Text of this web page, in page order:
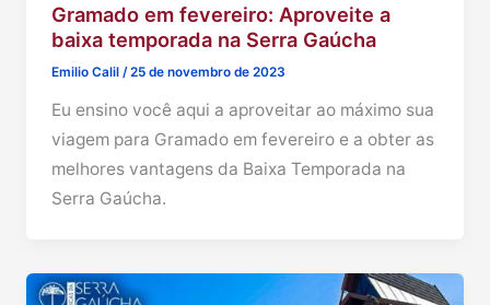
Gramado em fevereiro: Aproveite a
baixa temporada na Serra Gaúcha
Emilio Calil/25 de novembro de 2023
Eu ensino você aqui a aproveitar ao máximo sua
viagem para Gramado em fevereiro e a obter as
melhores vantagens da Baixa Temporada na
Serra Gaúcha.